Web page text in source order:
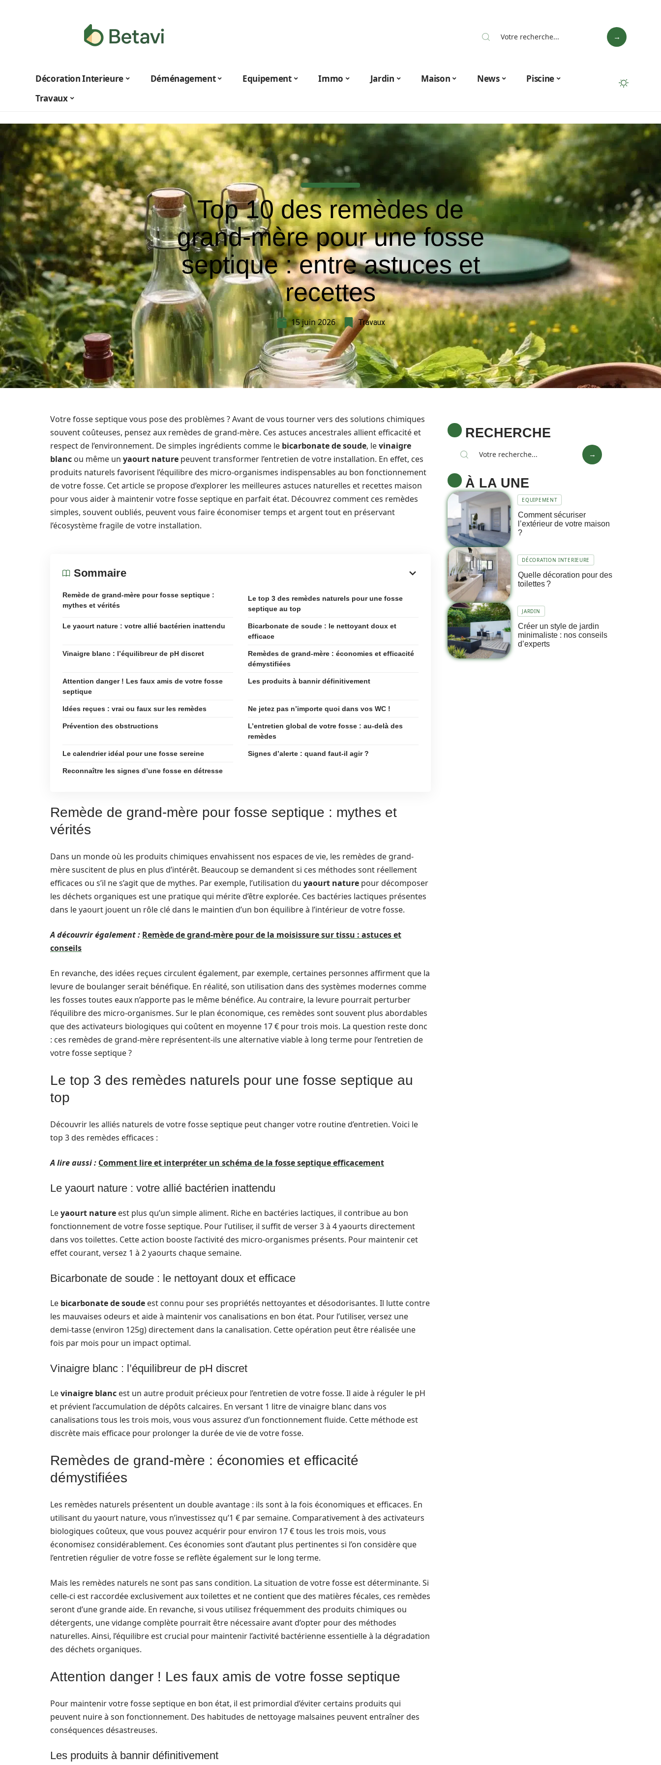
Décoration Interieure Déménagement Equipement Immo Jardin Maison News
Piscine
Travaux
Top 10 des remèdes de
grand-mère pour une fosse
septique : entre astuces et
recettes
15 juin 2026 Travaux
Votre fosse septique vous pose des problèmes ? Avant de vous tourner vers des solutions chimiques
souvent coûteuses, pensez aux remèdes de grand-mère. Ces astuces ancestrales allient efficacité et
respect de l’environnement. De simples ingrédients comme le bicarbonate de soude, levinaigre
blanc ou même un yaourt nature peuvent transformer l’entretien de votre installation. En effet, ces
produits naturels favorisent l’équilibre des micro-organismes indispensables au bon fonctionnement
de votre fosse. Cet article se propose d’explorer les meilleures astuces naturelles et recettes maison
pour vous aider à maintenir votre fosse septique en parfait état. Découvrez comment ces remèdes
simples, souvent oubliés, peuvent vous faire économiser temps et argent tout en préservant
l’écosystème fragile de votre installation.
Sommaire
Remède de grand-mère pour fosse septique :
mythes et vérités
Le top 3 des remèdes naturels pour une fosse
septique au top
Le yaourt nature : votre allié bactérien inattendu
Bicarbonate de soude : le nettoyant doux et
efficace
Vinaigre blanc : l’équilibreur de pH discret
Remèdes de grand-mère : économies et efficacité
démystifiées
Attention danger ! Les faux amis de votre fosse
septique
Les produits à bannir définitivement
Idées reçues : vrai ou faux sur les remèdes Ne jetez pas n’importe quoi dans vos WC !
Prévention des obstructions
L’entretien global de votre fosse : au-delà des
remèdes
Le calendrier idéal pour une fosse sereine Signes d’alerte : quand faut-il agir ?
Reconnaître les signes d’une fosse en détresse
Remède de grand-mère pour fosse septique : mythes et
vérités
Dans un monde où les produits chimiques envahissent nos espaces de vie, les remèdes de grand-
mère suscitent de plus en plus d’intérêt. Beaucoup se demandent si ces méthodes sont réellement
efficaces ou s’il ne s’agit que de mythes. Par exemple, l’utilisation du yaourt nature pour décomposer
les déchets organiques est une pratique qui mérite d’être explorée. Ces bactéries lactiques présentes
dans le yaourt jouent un rôle clé dans le maintien d’un bon équilibre à l’intérieur de votre fosse.
A découvrir également : Remède de grand-mère pour de la moisissure sur tissu : astuces et
conseils
En revanche, des idées reçues circulent également, par exemple, certaines personnes affirment que la
levure de boulanger serait bénéfique. En réalité, son utilisation dans des systèmes modernes comme
les fosses toutes eaux n’apporte pas le même bénéfice. Au contraire, la levure pourrait perturber
l’équilibre des micro-organismes. Sur le plan économique, ces remèdes sont souvent plus abordables
que des activateurs biologiques qui coûtent en moyenne 17 € pour trois mois. La question reste donc
: ces remèdes de grand-mère représentent-ils une alternative viable à long terme pour l’entretien de
votre fosse septique ?
Le top 3 des remèdes naturels pour une fosse septique au
top
Découvrir les alliés naturels de votre fosse septique peut changer votre routine d’entretien. Voici le
top 3 des remèdes efficaces :
A lire aussi : Comment lire et interpréter un schéma de la fosse septique efficacement
Le yaourt nature : votre allié bactérien inattendu
Leyaourt nature est plus qu’un simple aliment. Riche en bactéries lactiques, il contribue au bon
fonctionnement de votre fosse septique. Pour l’utiliser, il suffit de verser 3 à 4 yaourts directement
dans vos toilettes. Cette action booste l’activité des micro-organismes présents. Pour maintenir cet
effet courant, versez 1 à 2 yaourts chaque semaine.
Bicarbonate de soude : le nettoyant doux et efficace
Le bicarbonate de soude est connu pour ses propriétés nettoyantes et désodorisantes. Il lutte contre
les mauvaises odeurs et aide à maintenir vos canalisations en bon état. Pour l’utiliser, versez une
demi-tasse (environ 125g) directement dans la canalisation. Cette opération peut être réalisée une
fois par mois pour un impact optimal.
Vinaigre blanc : l’équilibreur de pH discret
Levinaigre blanc est un autre produit précieux pour l’entretien de votre fosse. Il aide à réguler le pH
et prévient l’accumulation de dépôts calcaires. En versant 1 litre de vinaigre blanc dans vos
canalisations tous les trois mois, vous vous assurez d’un fonctionnement fluide. Cette méthode est
discrète mais efficace pour prolonger la durée de vie de votre fosse.
Remèdes de grand-mère : économies et efficacité
démystifiées
Les remèdes naturels présentent un double avantage : ils sont à la fois économiques et efficaces. En
utilisant du yaourt nature, vous n’investissez qu’1 € par semaine. Comparativement à des activateurs
biologiques coûteux, que vous pouvez acquérir pour environ 17 € tous les trois mois, vous
économisez considérablement. Ces économies sont d’autant plus pertinentes si l’on considère que
l’entretien régulier de votre fosse se reflète également sur le long terme.
Mais les remèdes naturels ne sont pas sans condition. La situation de votre fosse est déterminante. Si
celle-ci est raccordée exclusivement aux toilettes et ne contient que des matières fécales, ces remèdes
seront d’une grande aide. En revanche, si vous utilisez fréquemment des produits chimiques ou
détergents, une vidange complète pourrait être nécessaire avant d’opter pour des méthodes
naturelles. Ainsi, l’équilibre est crucial pour maintenir l’activité bactérienne essentielle à la dégradation
des déchets organiques.
Attention danger ! Les faux amis de votre fosse septique
Pour maintenir votre fosse septique en bon état, il est primordial d’éviter certains produits qui
peuvent nuire à son fonctionnement. Des habitudes de nettoyage malsaines peuvent entraîner des
conséquences désastreuses.
Les produits à bannir définitivement
RECHERCHE
À LA UNE
EQUIPEMENT
Comment sécuriser
l’extérieur de votre maison
?
DÉCORATION INTERIEURE
Quelle décoration pour des
toilettes ?
JARDIN
Créer un style de jardin
minimaliste : nos conseils
d’experts